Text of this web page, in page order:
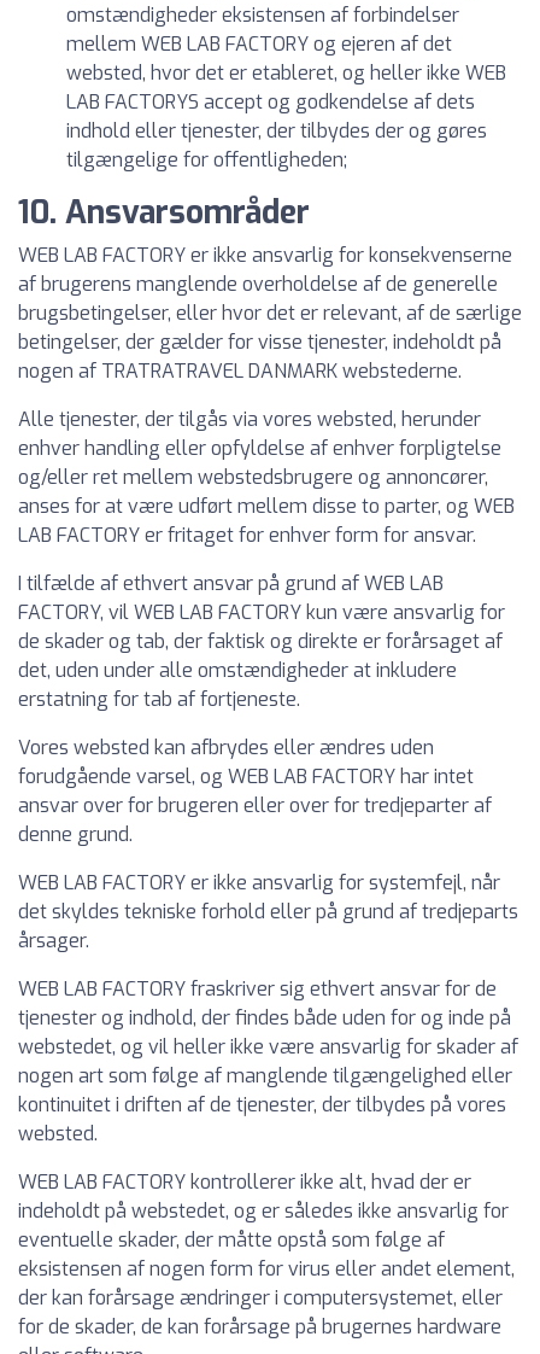
omstændigheder eksistensen af forbindelser
mellem WEB LAB FACTORY og ejeren af det
websted, hvor det er etableret, og heller ikke WEB
LAB FACTORYS accept og godkendelse af dets
indhold eller tjenester, der tilbydes der og gøres
tilgængelige for offentligheden;
10. Ansvarsområder
WEB LAB FACTORY er ikke ansvarlig for konsekvenserne
af brugerens manglende overholdelse af de generelle
brugsbetingelser, eller hvor det er relevant, af de særlige
betingelser, der gælder for visse tjenester, indeholdt på
nogen af TRATRATRAVEL DANMARK webstederne.
Alle tjenester, der tilgås via vores websted, herunder
enhver handling eller opfyldelse af enhver forpligtelse
og/eller ret mellem webstedsbrugere og annoncører,
anses for at være udført mellem disse to parter, og WEB
LAB FACTORY er fritaget for enhver form for ansvar.
I tilfælde af ethvert ansvar på grund af WEB LAB
FACTORY, vil WEB LAB FACTORY kun være ansvarlig for
de skader og tab, der faktisk og direkte er forårsaget af
det, uden under alle omstændigheder at inkludere
erstatning for tab af fortjeneste.
Vores websted kan afbrydes eller ændres uden
forudgående varsel, og WEB LAB FACTORY har intet
ansvar over for brugeren eller over for tredjeparter af
denne grund.
WEB LAB FACTORY er ikke ansvarlig for systemfejl, når
det skyldes tekniske forhold eller på grund af tredjeparts
årsager.
WEB LAB FACTORY fraskriver sig ethvert ansvar for de
tjenester og indhold, der findes både uden for og inde på
webstedet, og vil heller ikke være ansvarlig for skader af
nogen art som følge af manglende tilgængelighed eller
kontinuitet i driften af de tjenester, der tilbydes på vores
websted.
WEB LAB FACTORY kontrollerer ikke alt, hvad der er
indeholdt på webstedet, og er således ikke ansvarlig for
eventuelle skader, der måtte opstå som følge af
eksistensen af nogen form for virus eller andet element,
der kan forårsage ændringer i computersystemet, eller
for de skader, de kan forårsage på brugernes hardware